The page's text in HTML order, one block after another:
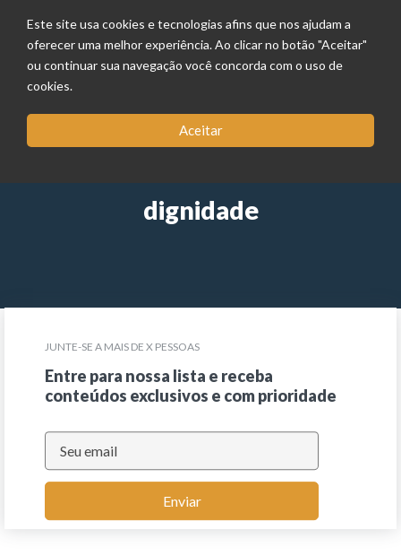
Este site usa cookies e tecnologias afins que nos ajudam a
oferecer uma melhor experiência. Ao clicar no botão "Aceitar"
ou continuar sua navegação você concorda com o uso de
cookies.
Aceitar
dignidade
JUNTE-SE A MAIS DE X PESSOAS
Entre para nossa lista e receba
conteúdos exclusivos e com prioridade
Enviar